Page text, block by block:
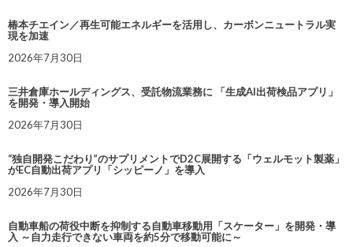
椿本チエイン／再生可能エネルギーを活用し、カーボンニュートラル実
現を加速
2026年7月30日
三井倉庫ホールディングス、受託物流業務に 「生成AI出荷検品アプリ」
を開発・導入開始
2026年7月30日
“独自開発こだわり”のサプリメントでD2C展開する「ウェルモット製薬」
がEC自動出荷アプリ「シッピーノ」を導入
2026年7月30日
自動車船の荷役中断を抑制する自動車移動用「スケーター」を開発・導
入 ～自力走行できない車両を約5分で移動可能に～